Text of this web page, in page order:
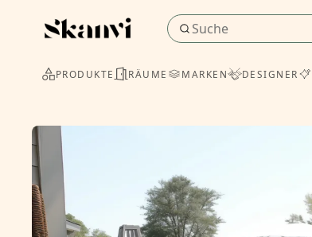
PRODUKTE RÄUME MARKEN DESIGNER